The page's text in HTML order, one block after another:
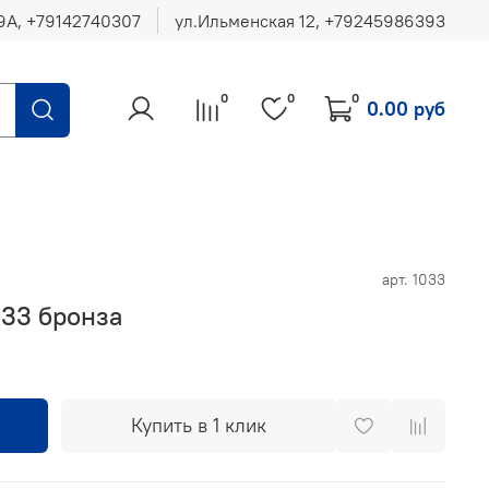
ул.Ильменская 12, ‪+79245986393
0 0 0 0.00 руб
арт. 1033
бронза
Купить в 1 клик